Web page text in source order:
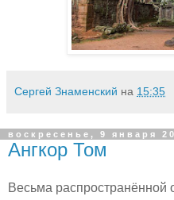
Сергей Знаменский на 15:35
воскресенье, 9 января
Ангкор Том
Весьма